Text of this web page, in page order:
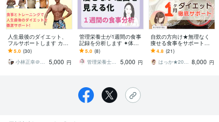
人生最後のダイエット、
フルサポートします カラ
ダが変わるから楽しく続
く。最後のダイエットを
しよう！
5.0 (30)
小林正幸＠パーソナルジムFUTURE代表
5,000 円
管理栄養士が1週間の食事
記録を分析します ​✦体重
が動き出す！キレイにな
れる食習慣のヒントを見
つける✦
5.0 (8)
管理栄養士 さとうきび
5,000 円
自炊の方向け★無理なく
痩せる食事をサポートし
ます 食事で代謝あげて痩
せる1ヶ月サポート(相
談、メニュー提案も)
4.8 (21)
はっか★200名の食事改善した管理栄養士 8,000 円